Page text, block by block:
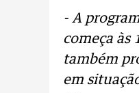
- A
começa às
também
em